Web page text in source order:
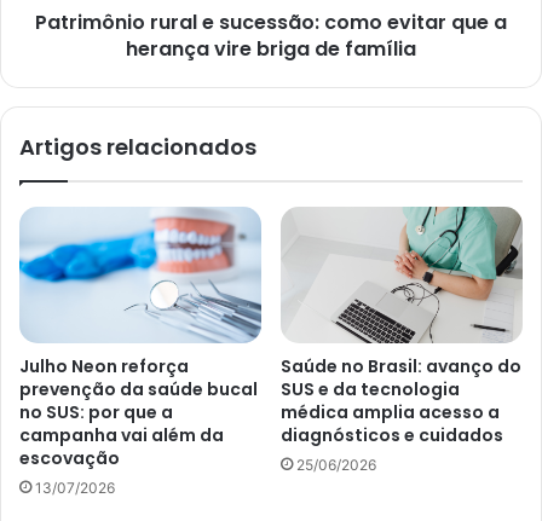
Patrimônio rural e sucessão: como evitar que a
herança vire briga de família
Artigos relacionados
Julho Neon reforça
prevenção da saúde bucal
no SUS: por que a
campanha vai além da
escovação
13/07/2026
Saúde no Brasil: avanço do
SUS e da tecnologia
médica amplia acesso a
diagnósticos e cuidados
25/06/2026